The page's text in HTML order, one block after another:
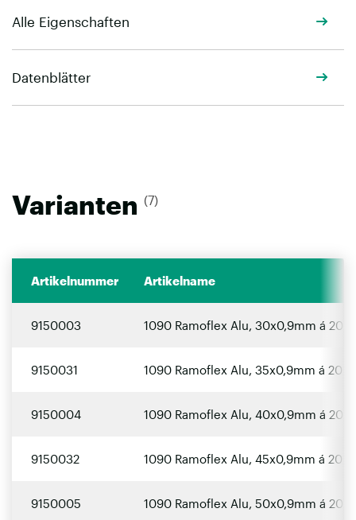
Alle Eigenschaften
Datenblätter
Varianten (7)
Artikelnummer Artikelname
9150003 1090 Ramoflex Alu, 30x0,9mm á 20
9150031 1090 Ramoflex Alu, 35x0,9mm á 20
9150004 1090 Ramoflex Alu, 40x0,9mm á 20
9150032 1090 Ramoflex Alu, 45x0,9mm á 20
9150005 1090 Ramoflex Alu, 50x0,9mm á 20